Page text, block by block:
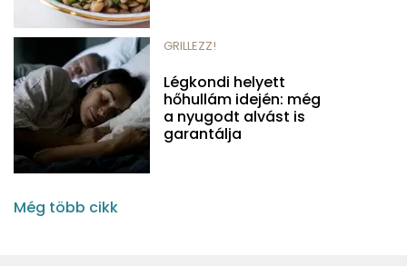
GRILLEZZ!
Légkondi helyett
hőhullám idején: még
a nyugodt alvást is
garantálja
Még több cikk